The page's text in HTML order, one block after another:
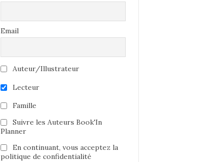
Email
Auteur/Illustrateur
Lecteur
Famille
Suivre les Auteurs Book'In
Planner
En continuant, vous acceptez la
politique de confidentialité